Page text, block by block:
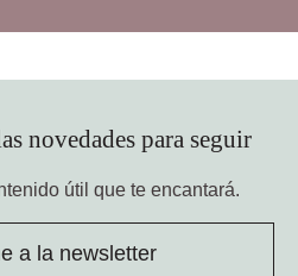
novedades para seguir
útil que te encantará.
a la newsletter